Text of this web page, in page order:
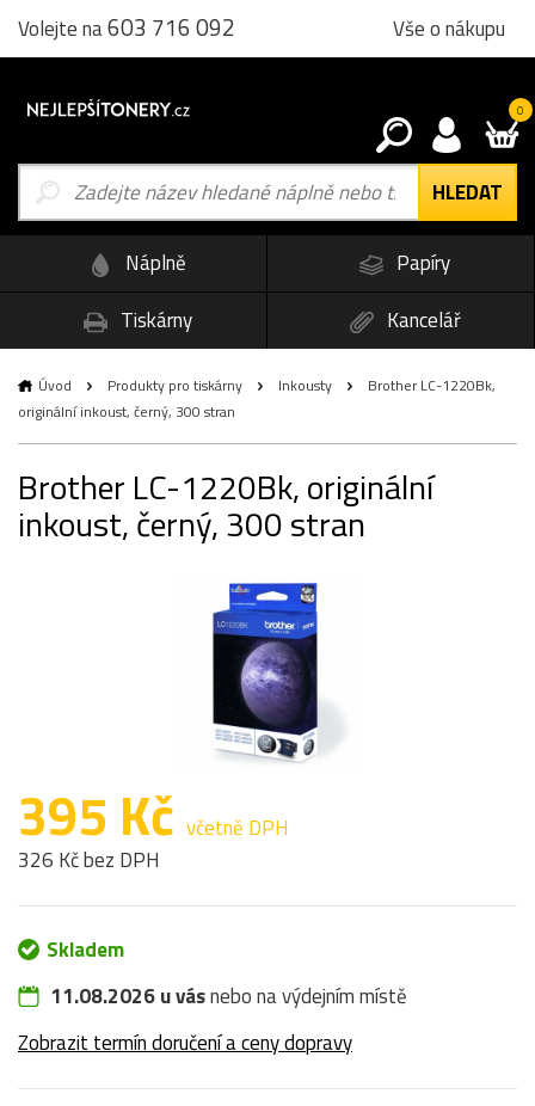
Volejte na603 716 092 Vše o nákupu
0
Náplně
Papíry
Tiskárny
Kancelář
Úvod Produkty pro tiskárny Inkousty
Brother LC-1220Bk,
originální inkoust, černý, 300 stran
Brother LC-1220Bk, originální
inkoust, černý, 300 stran
395 Kč včetně DPH
326 Kč bez DPH
Skladem
11.08.2026 u vásnebo na výdejním místě
Zobrazit termín doručení a ceny dopravy